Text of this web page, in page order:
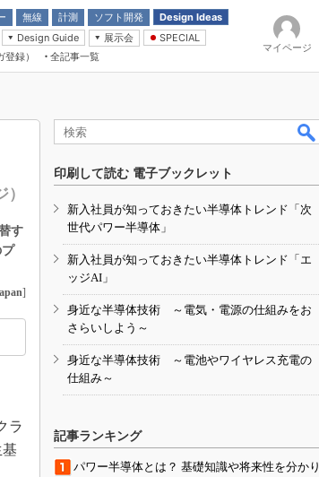
無線 計測 ソフト開発
Design Ideas
ログ機能回路
テスト
Weird
Design Guide
展示会
ューティング展
SPECIAL
情報
録） 全記事一覧
マイページ
）
す
]
ラ
印刷して読む 電子ブックレット
新入社員が知っておきたい半導体トレンド「次
世代パワー半導体」
新入社員が知っておきたい半導体トレンド「エ
ッジAI」
身近な半導体技術 ～電気・電源の仕組みをお
さらいしよう～
身近な半導体技術 ～電池やワイヤレス充電の
仕組み～
記事ランキング
パワー半導体とは？ 基礎知識や将来性を分かり